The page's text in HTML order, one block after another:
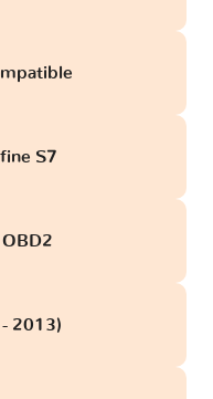
S7
2013)